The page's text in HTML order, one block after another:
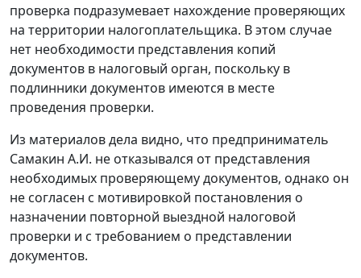
проверка подразумевает нахождение проверяющих
на территории налогоплательщика. В этом случае
нет необходимости представления копий
документов в налоговый орган, поскольку в
подлинники документов имеются в месте
проведения проверки.
Из материалов дела видно, что предприниматель
Самакин А.И. не отказывался от представления
необходимых проверяющему документов, однако он
не согласен с мотивировкой постановления о
назначении повторной выездной налоговой
проверки и с требованием о представлении
документов.